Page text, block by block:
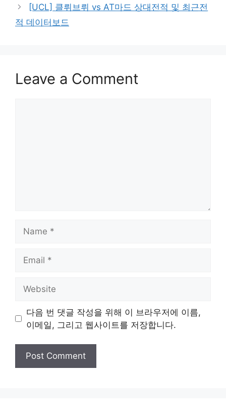
[UCL] 클뤼브뤼 vs AT마드 상대전적 및 최근전
적 데이터보드
Leave a Comment
다음 번 댓글 작성을 위해 이 브라우저에 이름,
이메일, 그리고 웹사이트를 저장합니다.